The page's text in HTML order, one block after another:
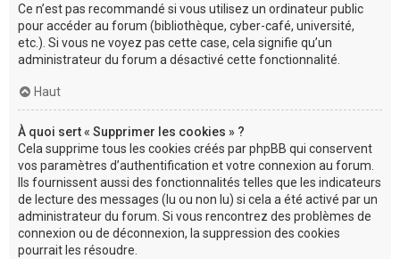
Ce n’est pas recommandé si vous utilisez un ordinateur public
pour accéder au forum (bibliothèque, cyber-café, université,
etc.). Si vous ne voyez pas cette case, cela signifie qu’un
administrateur du forum a désactivé cette fonctionnalité.
Haut
À quoi sert « Supprimer les cookies » ?
Cela supprime tous les cookies créés par phpBB qui conservent
vos paramètres d’authentification et votre connexion au forum.
Ils fournissent aussi des fonctionnalités telles que les indicateurs
de lecture des messages (lu ou non lu) si cela a été activé par un
administrateur du forum. Si vous rencontrez des problèmes de
connexion ou de déconnexion, la suppression des cookies
pourrait les résoudre.